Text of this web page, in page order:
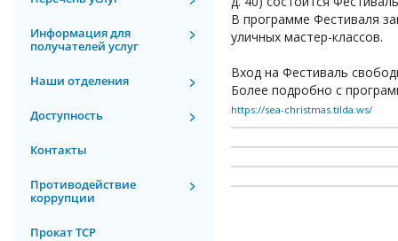
Информация для
получателей услуг
Наши отделения
Доступность
Контакты
Противодействие
коррупции
Прокат ТСР
В программе Фестиваля
уличных мастер-классов.
Вход на Фестиваль
Более подробно с
https://sea-christmas.tilda.ws/